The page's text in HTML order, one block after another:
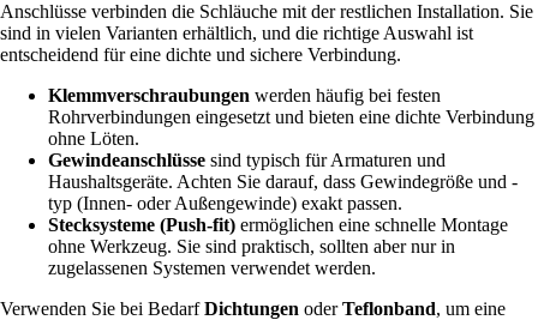
Anschlüsse verbinden die Schläuche mit der restlichen Installation. Sie
sind in vielen Varianten erhältlich, und die richtige Auswahl ist
entscheidend für eine dichte und sichere Verbindung.
Klemmverschraubungen werden häufig bei festen
Rohrverbindungen eingesetzt und bieten eine dichte Verbindung
ohne Löten.
Gewindeanschlüsse sind typisch für Armaturen und
Haushaltsgeräte. Achten Sie darauf, dass Gewindegröße und -
typ (Innen- oder Außengewinde) exakt passen.
Stecksysteme (Push-fit) ermöglichen eine schnelle Montage
ohne Werkzeug. Sie sind praktisch, sollten aber nur in
zugelassenen Systemen verwendet werden.
Verwenden Sie bei BedarfDichtungen oderTeflonband, um eine